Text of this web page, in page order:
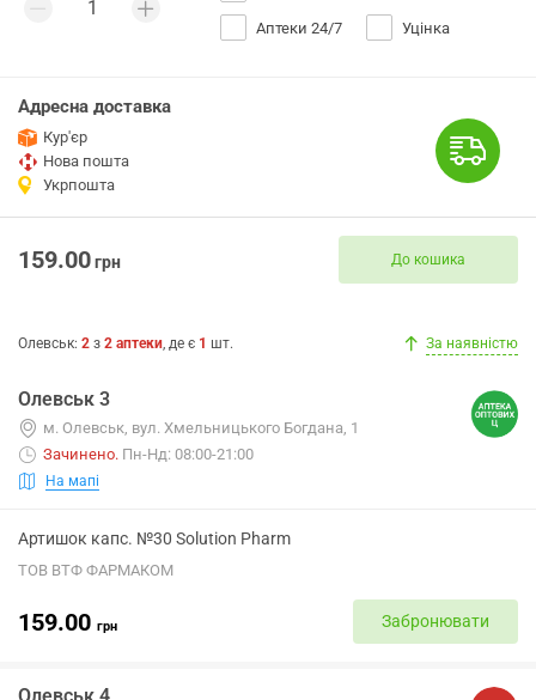
Аптеки 24/7 Уцінка
Адресна доставка
Кур'єр
Нова пошта
Укрпошта
159.00грн До кошика
Олевськ: 2 з 2 аптеки, де є 1 шт. За наявністю
Олевськ 3
м. Олевськ, вул. Хмельницького Богдана, 1
Зачинено. Пн-Нд: 08:00-21:00
На мапі
Артишок капс. №30 Solution Pharm
ТОВ ВТФ ФАРМАКОМ
159.00 грн Забронювати